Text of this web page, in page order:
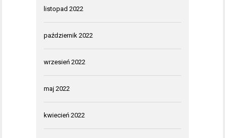
listopad 2022
październik 2022
wrzesień 2022
maj 2022
kwiecień 2022